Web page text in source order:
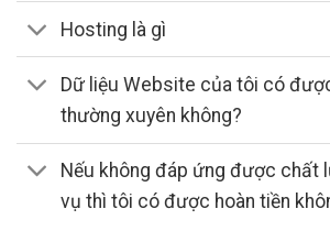
Hosting là gì
Dữ liệu Website của tôi có
thường xuyên không?
Nếu không đáp ứng được chất
vụ thì tôi có được hoàn tiền